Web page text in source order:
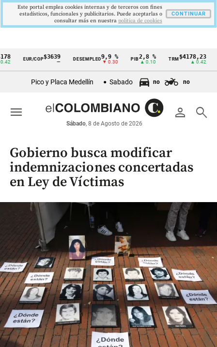
Cintillo
económicos
Colombia
EUR/COP$3639 DESEMPLEO9,9 %
▼ 0.30
PIB 2,8 %
▲ 0.10
TRM $4178,23
▲ 0.42
IPC
Pico y Placa Medellín Sabado no no
person search
Sábado, 8 de Agosto de 2026
menu
Gobierno busca modificar
indemnizaciones concertadas
en Ley de Víctimas
Este portal emplea cookies internas y de terceros con fines
estadísticos, funcionales y publicitarios. Puede aceptarlas o
consultar más en nuestra politica de cookies
CONTINUAR